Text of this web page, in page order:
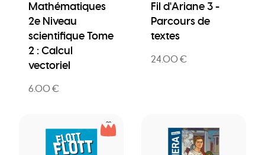
Mathématiques
2e Niveau
scientifique Tome
2 : Calcul
vectoriel
6.00 €
Fil d'Ariane 3 -
Parcours de
textes
24.00 €